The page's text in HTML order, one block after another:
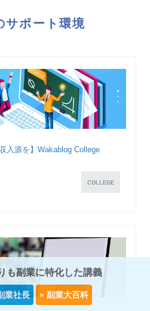
サポート環境
入源を】Wakablog College
COLLEGE
も副業に特化した講義